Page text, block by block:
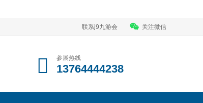
联系j9九游会 关注微信
参展热线
13764444238